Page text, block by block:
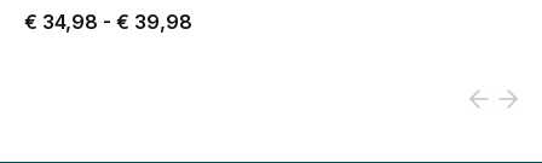
Price from € 34,98 to € 39,98.
€ 34,98 - € 39,98